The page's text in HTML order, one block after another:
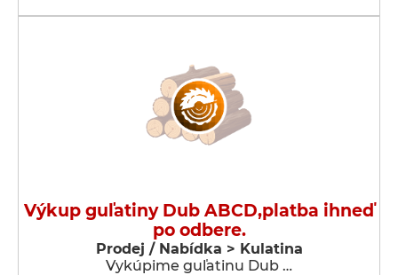
Výkup guľatiny Dub ABCD,platba ihneď
po odbere.
Prodej / Nabídka > Kulatina
Vykúpime guľatinu Dub …